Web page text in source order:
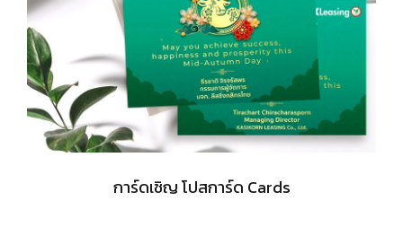
การ์ดเชิญ โปสการ์ด Cards